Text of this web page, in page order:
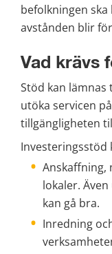
befolkningen
avstånden blir
Vad krävs
Stöd kan
utöka servicen
tillgängligheten
Investeringsstöd
Anskaffning,
lokaler.
kan gå bra.
Inredning